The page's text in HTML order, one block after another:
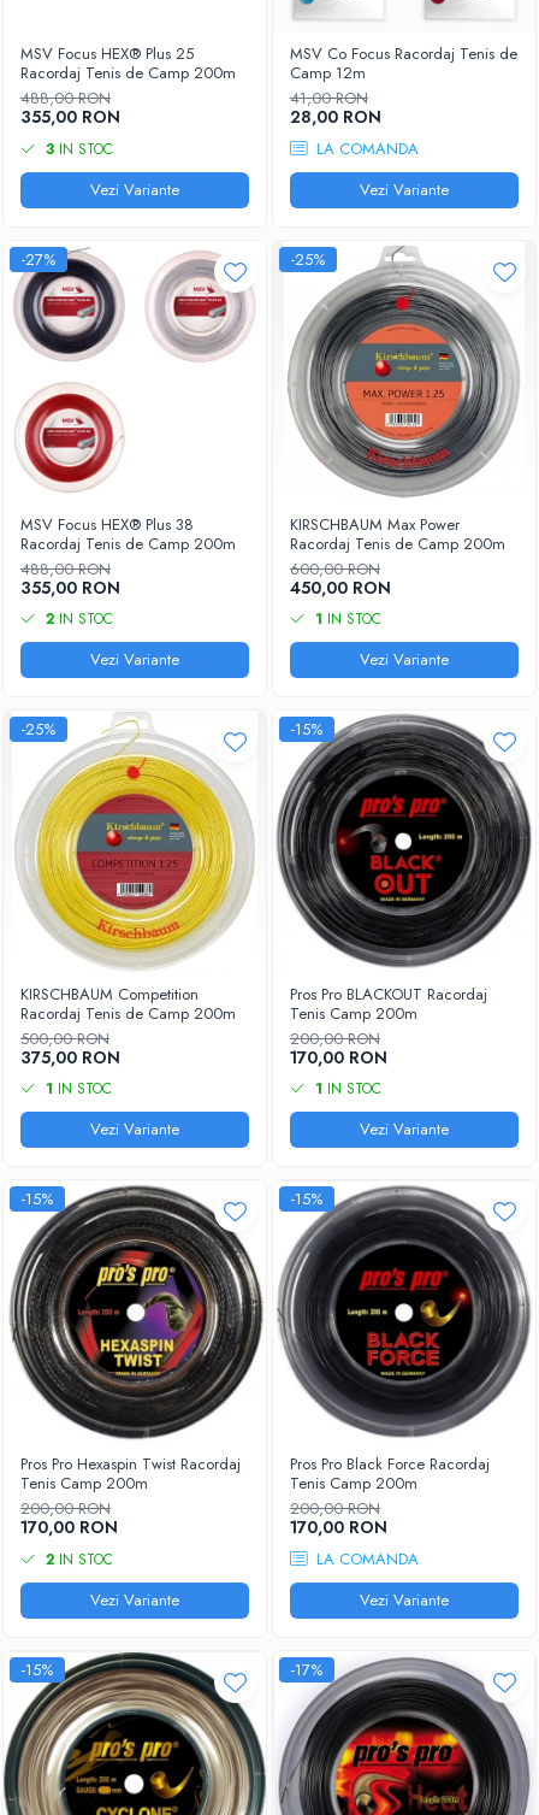
MSV Focus HEX® Plus 25
Racordaj Tenis de Camp 200m
488,00 RON
355,00 RON
3 IN STOC
Vezi Variante
MSV Co Focus Racordaj Tenis de
Camp 12m
41,00 RON
28,00 RON
LA COMANDA
Vezi Variante
-27%
MSV Focus HEX® Plus 38
Racordaj Tenis de Camp 200m
488,00 RON
355,00 RON
2 IN STOC
Vezi Variante
-25%
KIRSCHBAUM Max Power
Racordaj Tenis de Camp 200m
600,00 RON
450,00 RON
1 IN STOC
Vezi Variante
-25%
KIRSCHBAUM Competition
Racordaj Tenis de Camp 200m
500,00 RON
375,00 RON
1 IN STOC
Vezi Variante
-15%
Pros Pro BLACKOUT Racordaj
Tenis Camp 200m
200,00 RON
170,00 RON
1 IN STOC
Vezi Variante
-15%
Pros Pro Hexaspin Twist Racordaj
Tenis Camp 200m
200,00 RON
170,00 RON
2 IN STOC
Vezi Variante
-15%
Pros Pro Black Force Racordaj
Tenis Camp 200m
200,00 RON
170,00 RON
LA COMANDA
Vezi Variante
-15% -17%